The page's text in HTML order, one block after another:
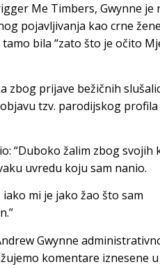
Me Timbers, Gwynne je
pojavljivanja kao crne
bila “zato što je očito
zbog prijave bežičnih
tzv. parodijskog profila
“Duboko žalim zbog svojih
uvredu koju sam nanio.
mi je jako žao što sam
Gwynne
komentare iznesene